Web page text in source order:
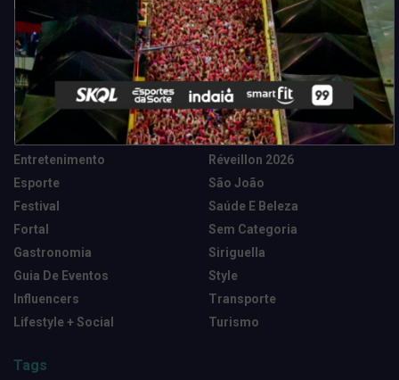
Categorias
Camarote Vip Junino
Cidade
Destaques
Entretenimento
Esporte
Festival
Fortal
Gastronomia
Guia De Eventos
Influencers
Lifestyle + Social
Marketing E Negócios
Música
News Tech
Réveillon 2026
São João
Saúde E Beleza
Sem Categoria
Siriguella
Style
Transporte
Turismo
Tags